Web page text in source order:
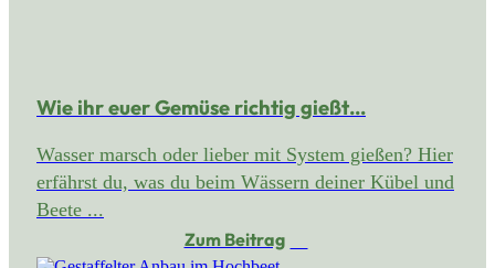
Wie ihr euer Gemüse richtig gießt…
Wasser marsch oder lieber mit System gießen? Hier
erfährst du, was du beim Wässern deiner Kübel und
Beete ...
Zum Beitrag